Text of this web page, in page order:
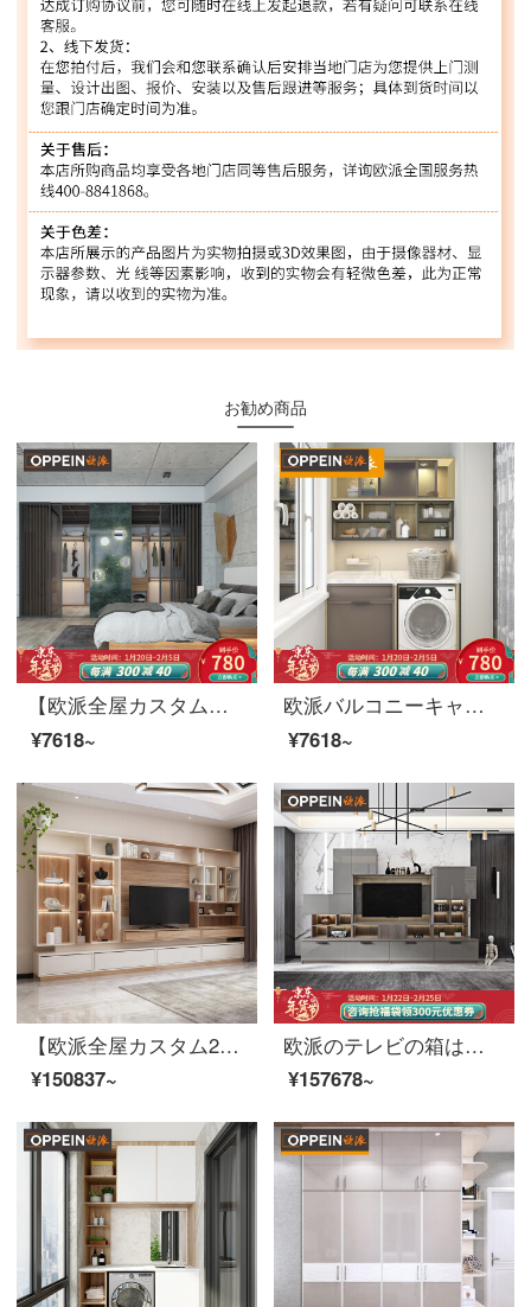
お勧め商品
【欧派全屋カスタムエッフェルシリーズ】全体開放式入室式クロークルームオーダーメイド現代工業風の軽豪華コートケース前払い金
¥7618~
欧派バルコニーキャビネットは洗濯機を注文して作らせます。バルコニーキャビネットは電気製品を注文して作らせます。
¥7618~
【欧派全屋カスタム22㎡コース】全体の洋服だんすは寝室のクローゼットルームのリビングルームをカスタマイズして、玄関のキャビネット6大空間家具をカスタマイズして、19800元の22平定セットの価格を促す。
¥150837~
欧派のテレビの箱はイタリア式のファッション式を注文して注文して注文します。
¥157678~